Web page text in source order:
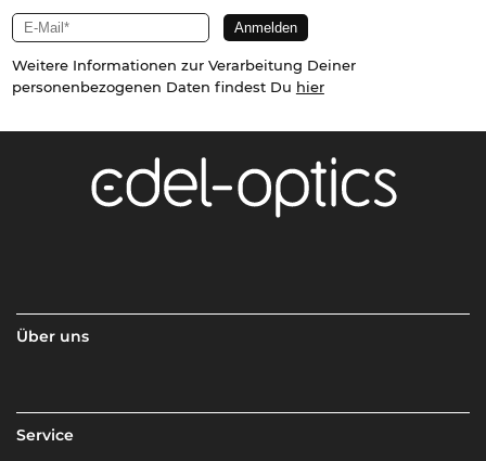
Weitere Informationen zur Verarbeitung Deiner
personenbezogenen Daten findest Du hier
Über uns
Service